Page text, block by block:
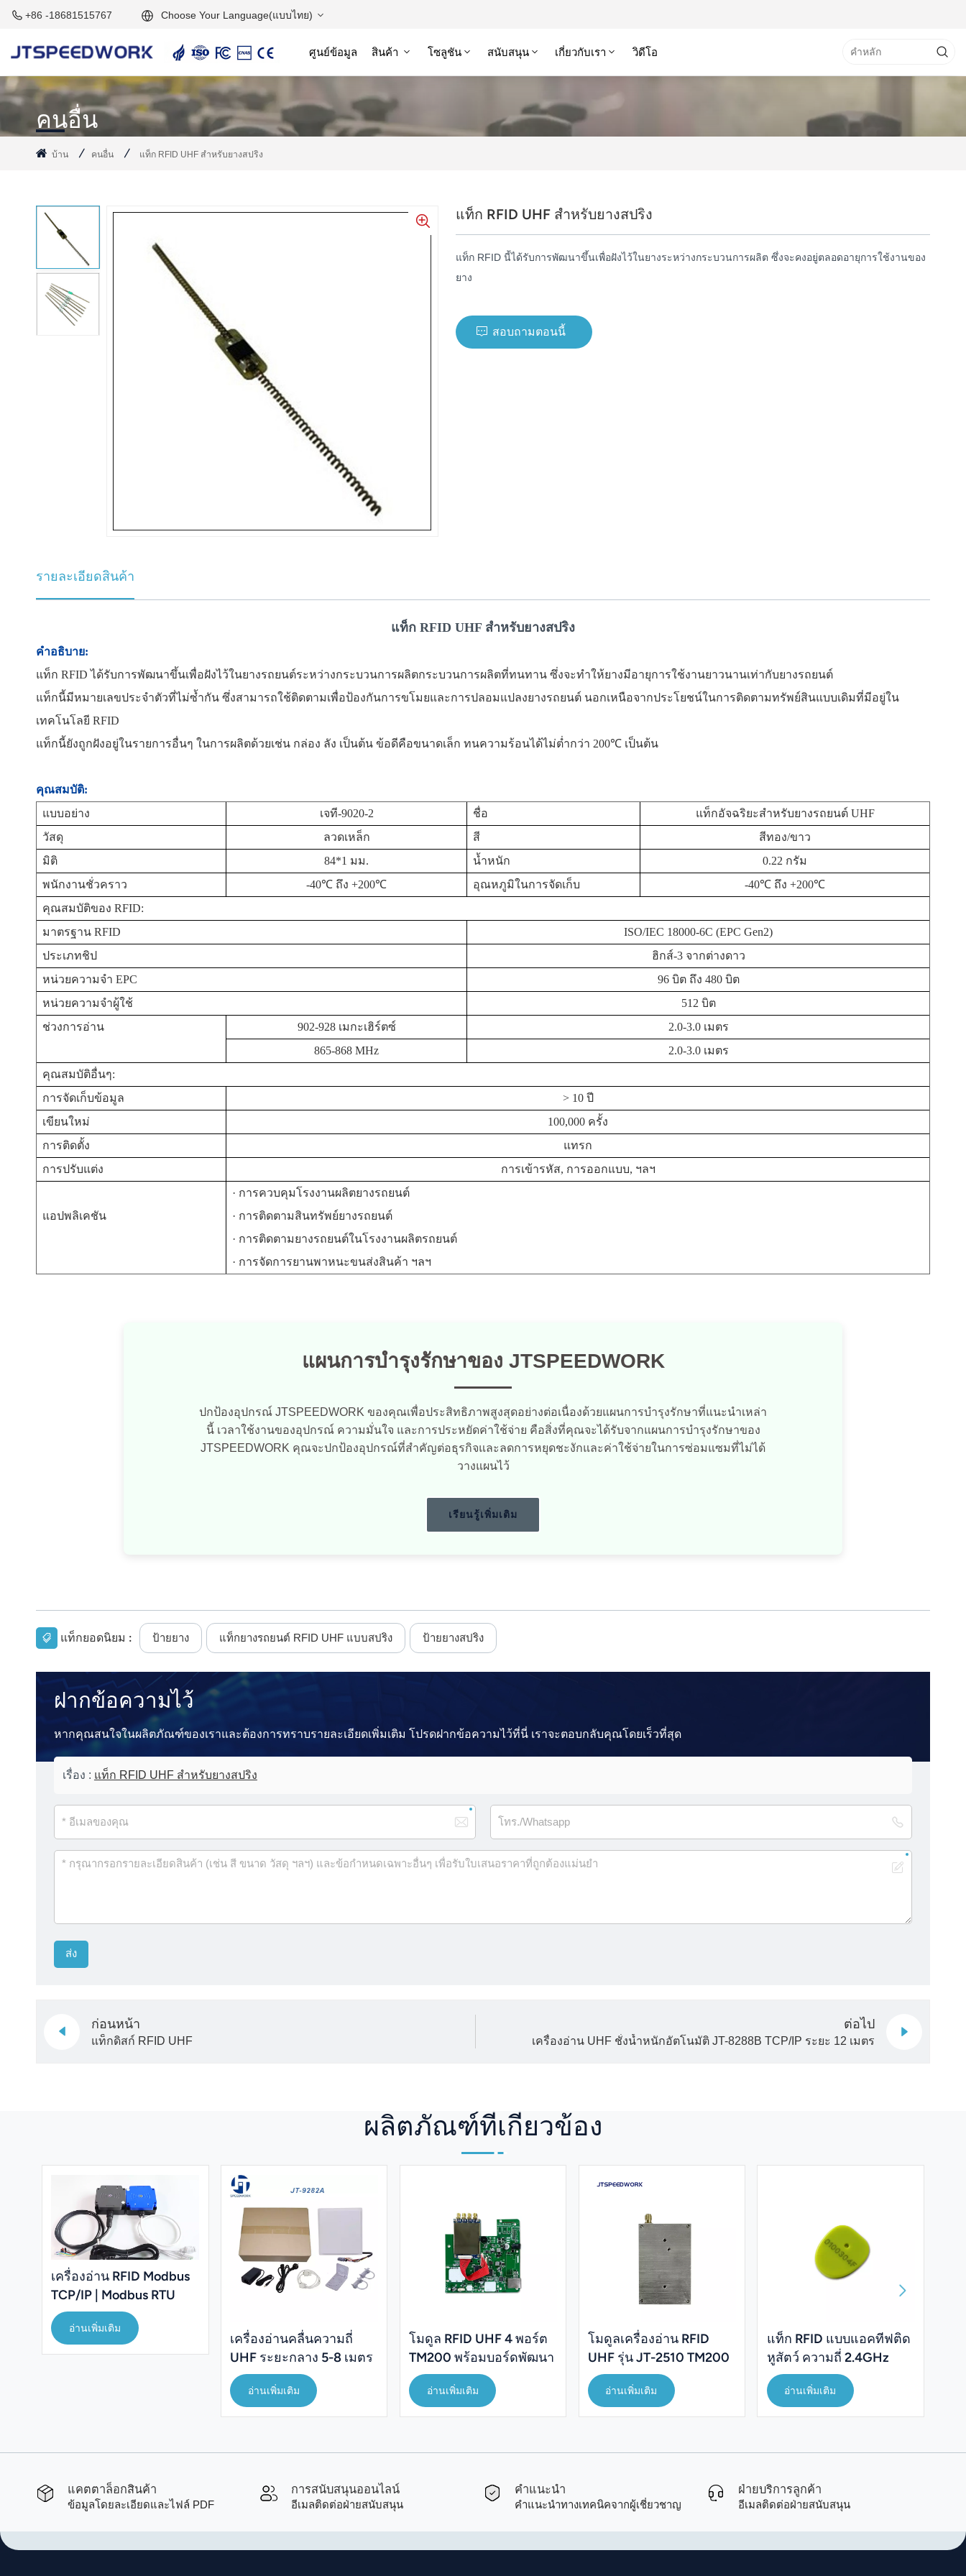
+86 -18681515767 Choose Your Language(แบบไทย)
English
Français
Deutsch
عربي
日语
Polski
ศูนย์ข้อมูล สินค้า โซลูชัน สนับสนุน เกี่ยวกับเรา วิดีโอ
คนอื่น
บ้าน คนอื่น แท็ก RFID UHF สำหรับยางสปริง
แท็ก RFID UHF สำหรับยางสปริง
แท็ก RFID นี้ได้รับการพัฒนาขึ้นเพื่อฝังไว้ในยางระหว่างกระบวนการผลิต ซึ่งจะคงอยู่ตลอดอายุการใช้งานของ
ยาง
สอบถามตอนนี้
รายละเอียดสินค้า
แท็ก RFID UHF สำหรับยางสปริง
คำอธิบาย:
แท็ก RFID ได้รับการพัฒนาขึ้นเพื่อฝังไว้ในยางรถยนต์ระหว่างกระบวนการผลิตกระบวนการผลิตที่ทนทาน ซึ่งจะทำให้ยางมีอายุการใช้งานยาวนานเท่ากับยางรถยนต์
แท็กนี้มีหมายเลขประจำตัวที่ไม่ซ้ำกัน ซึ่งสามารถใช้ติดตามเพื่อป้องกันการขโมยและการปลอมแปลงยางรถยนต์ นอกเหนือจากประโยชน์ในการติดตามทรัพย์สินแบบเดิมที่มีอยู่ใน
เทคโนโลยี RFID
แท็กนี้ยังถูกฝังอยู่ในรายการอื่นๆ ในการผลิตด้วยเช่น กล่อง ลัง เป็นต้น ข้อดีคือขนาดเล็ก ทนความร้อนได้ไม่ต่ำกว่า 200℃ เป็นต้น
คุณสมบัติ:
แบบอย่าง
เจที-9020-2 ชื่อ
แท็กอัจฉริยะสำหรับยางรถยนต์ UHF
วัสดุ
ลวดเหล็ก สี
สีทอง/ขาว
มิติ
84*1 มม. น้ำหนัก
0.22 กรัม
พนักงานชั่วคราว
-40℃ ถึง +200℃ อุณหภูมิในการจัดเก็บ
-40℃ ถึง +200℃
คุณสมบัติของ RFID:
มาตรฐาน RFID
ISO/IEC 18000-6C (EPC Gen2)
ประเภทชิป
ฮิกส์-3 จากต่างดาว
หน่วยความจำ EPC
96 บิต ถึง 480 บิต
หน่วยความจำผู้ใช้
512 บิต
ช่วงการอ่าน
902-928 เมกะเฮิร์ตซ์
2.0-3.0 เมตร
865-868 MHz
2.0-3.0 เมตร
คุณสมบัติอื่นๆ:
การจัดเก็บข้อมูล
> 10 ปี
เขียนใหม่
100,000 ครั้ง
การติดตั้ง
แทรก
การปรับแต่ง
การเข้ารหัส, การออกแบบ, ฯลฯ
แอปพลิเคชัน
· การควบคุมโรงงานผลิตยางรถยนต์
· การติดตามสินทรัพย์ยางรถยนต์
· การติดตามยางรถยนต์ในโรงงานผลิตรถยนต์
· การจัดการยานพาหนะขนส่งสินค้า ฯลฯ
แผนการบำรุงรักษาของ JTSPEEDWORK
ปกป้องอุปกรณ์ JTSPEEDWORK ของคุณเพื่อประสิทธิภาพสูงสุดอย่างต่อเนื่องด้วยแผนการบำรุงรักษาที่แนะนำเหล่า
นี้ เวลาใช้งานของอุปกรณ์ ความมั่นใจ และการประหยัดค่าใช้จ่าย คือสิ่งที่คุณจะได้รับจากแผนการบำรุงรักษาของ
JTSPEEDWORK คุณจะปกป้องอุปกรณ์ที่สำคัญต่อธุรกิจและลดการหยุดชะงักและค่าใช้จ่ายในการซ่อมแซมที่ไม่ได้
วางแผนไว้
เรียนรู้เพิ่มเติม
แท็กยอดนิยม : ป้ายยาง แท็กยางรถยนต์ RFID UHF แบบสปริง ป้ายยางสปริง
ฝากข้อความไว้
หากคุณสนใจในผลิตภัณฑ์ของเราและต้องการทราบรายละเอียดเพิ่มเติม โปรดฝากข้อความไว้ที่นี่ เราจะตอบกลับคุณโดยเร็วที่สุด
เรื่อง : แท็ก RFID UHF สำหรับยางสปริง
ส่ง
ก่อนหน้า
แท็กดิสก์ RFID UHF
ต่อไป
เครื่องอ่าน UHF ชั่งน้ำหนักอัตโนมัติ JT-8288B TCP/IP ระยะ 12 เมตร
ผลิตภัณฑ์ที่เกี่ยวข้อง
เครื่องอ่าน RFID Modbus
TCP/IP | Modbus RTU
ระยะ 0-3 เมตร ความถี่
860-960MHz UHF
อ่านเพิ่มเติม
เครื่องอ่านคลื่นความถี่
UHF ระยะกลาง 5-8 เมตร
อ่านเพิ่มเติม
โมดูล RFID UHF 4 พอร์ต
TM200 พร้อมบอร์ดพัฒนา
JT-M2550
อ่านเพิ่มเติม
โมดูลเครื่องอ่าน RFID
UHF รุ่น JT-2510 TM200
อ่านเพิ่มเติม
แท็ก RFID แบบแอคทีฟติด
หูสัตว์ ความถี่ 2.4GHz
สำหรับการจัดการปศุสัตว์
อ่านเพิ่มเติม
แคตตาล็อกสินค้า
ข้อมูลโดยละเอียดและไฟล์ PDF
การสนับสนุนออนไลน์
อีเมลติดต่อฝ่ายสนับสนุน
คำแนะนำ
คำแนะนำทางเทคนิคจากผู้เชี่ยวชาญ
ฝ่ายบริการลูกค้า
อีเมลติดต่อฝ่ายสนับสนุน